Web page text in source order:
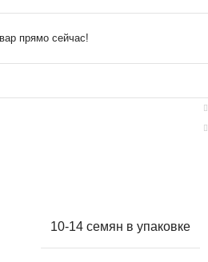
прямо сейчас!
10-14 семян в упаковке